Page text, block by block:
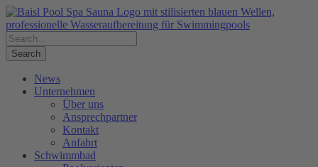
News
Unternehmen
Über uns
Ansprechpartner
Kontakt
Anfahrt
Schwimmbad